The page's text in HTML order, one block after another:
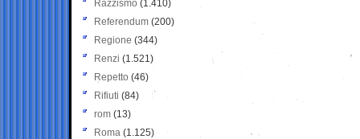
Razzismo (1.410)
Referendum (200)
Regione (344)
Renzi (1.521)
Repetto (46)
Rifiuti (84)
rom (13)
Roma (1.125)